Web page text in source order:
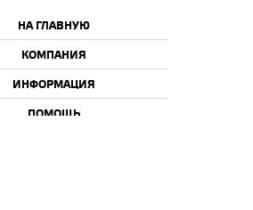
НА ГЛАВНУЮ
КОМПАНИЯ
ИНФОРМАЦИЯ
ПОМОЩЬ